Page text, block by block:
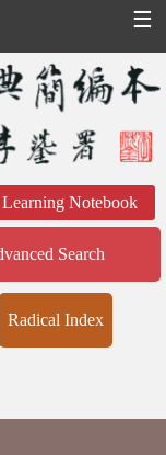
☰
Learning Notebook
Search
Radical Index